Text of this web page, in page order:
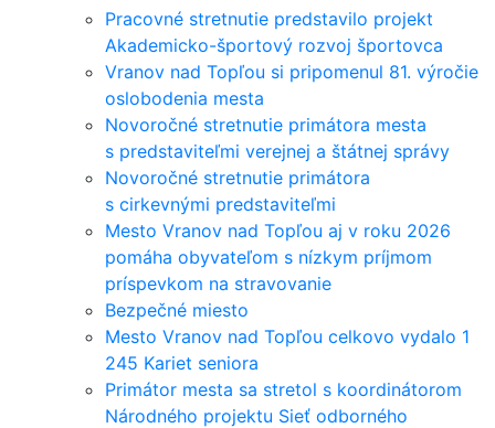
Pracovné stretnutie predstavilo projekt
Akademicko-športový rozvoj športovca
Vranov nad Topľou si pripomenul 81. výročie
oslobodenia mesta
Novoročné stretnutie primátora mesta
s predstaviteľmi verejnej a štátnej správy
Novoročné stretnutie primátora
s cirkevnými predstaviteľmi
Mesto Vranov nad Topľou aj v roku 2026
pomáha obyvateľom s nízkym príjmom
príspevkom na stravovanie
Bezpečné miesto
Mesto Vranov nad Topľou celkovo vydalo 1
245 Kariet seniora
Primátor mesta sa stretol s koordinátorom
Národného projektu Sieť odborného